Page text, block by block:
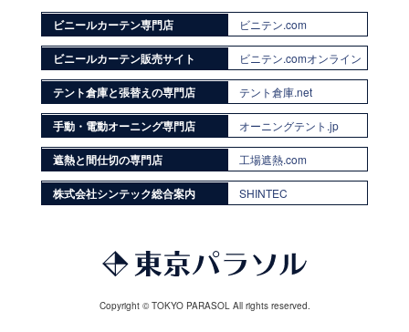
ビニールカーテン専門店 ビニテン.com
ビニールカーテン販売サイト ビニテン.comオンライン
テント倉庫と張替えの専門店 テント倉庫.net
手動・電動オーニング専門店 オーニングテント.jp
遮熱と間仕切の専門店 工場遮熱.com
株式会社シンテック総合案内 SHINTEC
Copyright © TOKYO PARASOL All rights reserved.